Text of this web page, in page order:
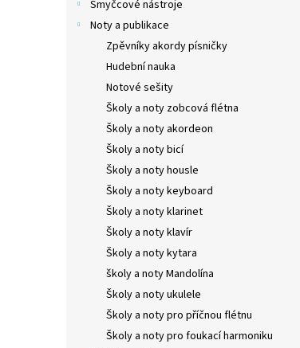
Smyčcové nástroje
Noty a publikace
Zpěvníky akordy písničky
Hudební nauka
Notové sešity
Školy a noty zobcová flétna
Školy a noty akordeon
Školy a noty bicí
Školy a noty housle
Školy a noty keyboard
Školy a noty klarinet
Školy a noty klavír
Školy a noty kytara
školy a noty Mandolína
Školy a noty ukulele
Školy a noty pro příčnou flétnu
Školy a noty pro foukací harmoniku